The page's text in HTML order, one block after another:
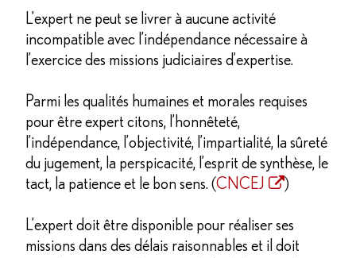
L’expert ne peut se livrer à aucune activité
incompatible avec l’indépendance nécessaire à
l’exercice des missions judiciaires d’expertise.
Parmi les qualités humaines et morales requises
pour être expert citons, l’honnêteté,
l’indépendance, l’objectivité, l’impartialité, la sûreté
du jugement, la perspicacité, l’esprit de synthèse, le
tact, la patience et le bon sens. (CNCEJ )
L’expert doit être disponible pour réaliser ses
missions dans des délais raisonnables et il doit